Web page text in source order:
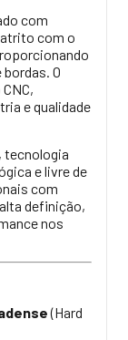
com
com o
O
e qualidade
tecnologia
e livre de
com
definição,
nos
(Hard